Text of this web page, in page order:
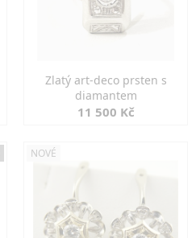
Zlatý art-deco prsten s
diamantem
11 500 Kč
NOVÉ